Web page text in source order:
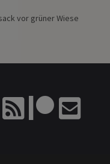
vor grüner Wiese